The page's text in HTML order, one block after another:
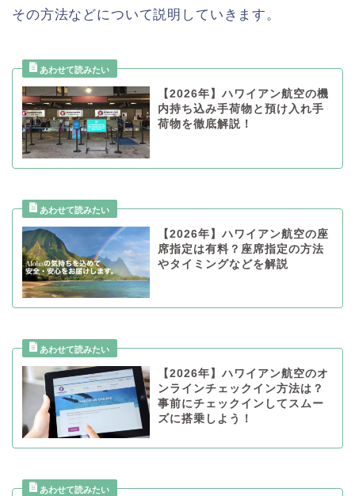
その方法などについて説明していきます。
【2026年】ハワイアン航空の機
内持ち込み手荷物と預け入れ手
荷物を徹底解説！
【2026年】ハワイアン航空の座
席指定は有料？座席指定の方法
やタイミングなどを解説
【2026年】ハワイアン航空のオ
ンラインチェックイン方法は？
事前にチェックインしてスムー
ズに搭乗しよう！